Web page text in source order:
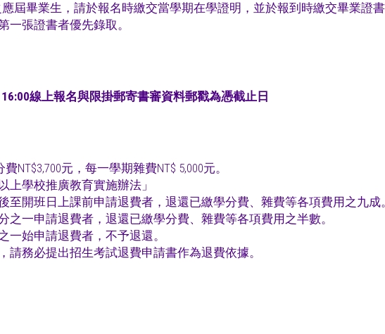
屆畢業生，請於報名時繳交當學期在學證明，並於報到時繳交畢業證書
一張證書者優先錄取。
線上報名與限掛郵寄書審資料郵戳為憑截止日
NT$3,700元，每一學期雜費NT$ 5,000元。
上學校推廣教育實施辦法」
至開班日上課前申請退費者，退還已繳學分費、雜費等各項費用之九成。
之一申請退費者，退還已繳學分費、雜費等各項費用之半數。
一始申請退費者，不予退還。
請務必提出招生考試退費申請書作為退費依據。